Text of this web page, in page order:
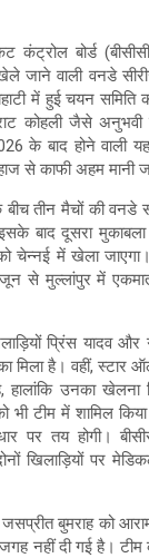
कंट्रोल बोर्ड
जाने वाली वनडे
में हुई चयन समिति
कोहली जैसे अनुभवी
के बाद होने वाली
से काफी अहम मानी
तीन मैचों की
इसके बाद दूसरा
चेन्नई में खेला
जून से मुल्लांपुर में
प्रिंस यादव और
मिला है। वहीं, स्टार
हालांकि उनका
भी टीम में शामिल
पर तय होगी।
खिलाड़ियों पर
बुमराह को
नहीं दी गई है।